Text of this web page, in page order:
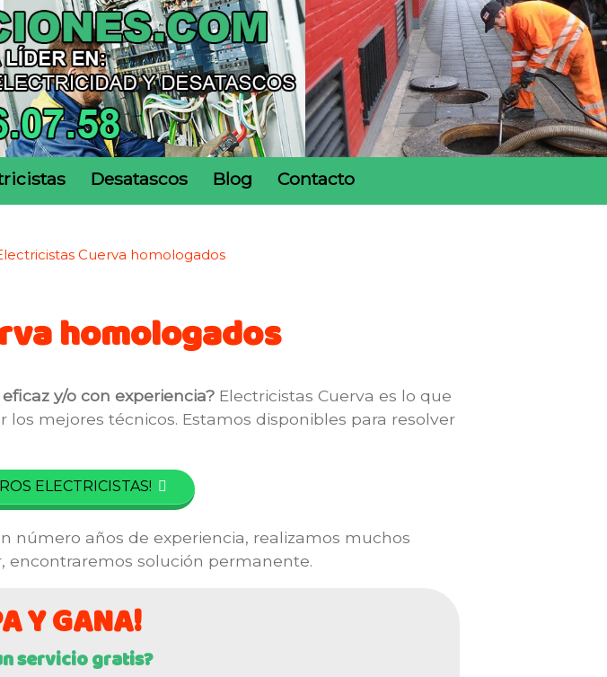
Desatascos Blog Contacto
Cuerva homologados
homologados
y/o con experiencia? Electricistas Cuerva es lo que
mejores técnicos. Estamos disponibles para resolver
ELECTRICISTAS!
número años de experiencia, realizamos muchos
encontraremos solución permanente.
Y GANA!
servicio gratis?